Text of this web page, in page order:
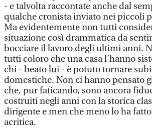
- e talvolta raccontate anche dal
qualche cronista inviato nei piccoli
Ma evidentemente non tutti
situazione così drammatica da
bocciare il lavoro degli ultimi anni.
tutti coloro che una casa l’hanno
chi - beato lui - è potuto tornare
domestiche. Non ci hanno pensato
che, pur faticando, sono ancora
costruiti negli anni con la storica
dirigente e men che meno lo ha
acritica.